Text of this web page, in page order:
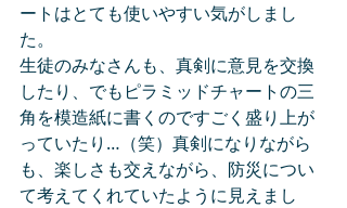
ートはとても使いやすい気がしまし
た。
生徒のみなさんも、真剣に意見を交換
したり、でもピラミッドチャートの三
角を模造紙に書くのですごく盛り上が
っていたり…（笑）真剣になりながら
も、楽しさも交えながら、防災につい
て考えてくれていたように見えまし